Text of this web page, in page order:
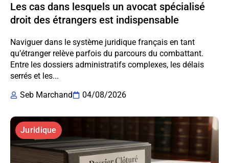
Les cas dans lesquels un avocat spécialisé
droit des étrangers est indispensable
Naviguer dans le système juridique français en tant
qu’étranger relève parfois du parcours du combattant.
Entre les dossiers administratifs complexes, les délais
serrés et les...
Seb Marchand
04/08/2026
Juridique